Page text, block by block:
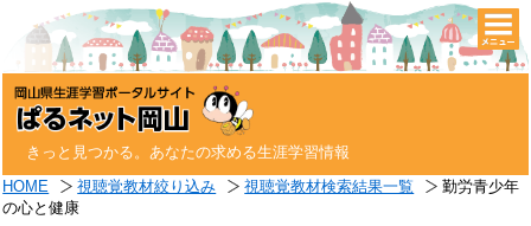
きっと見つかる。あなたの求める生涯学習情報
HOME 視聴覚教材絞り込み 視聴覚教材検索結果一覧
勤労青少年
の心と健康